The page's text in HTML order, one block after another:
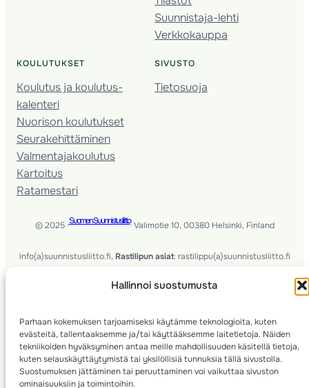
Hallinnoi suostumusta
Parhaan kokemuksen tarjoamiseksi käytämme teknologioita, kuten
evästeitä, tallentaaksemme ja/tai käyttääksemme laitetietoja. Näiden
tekniikoiden hyväksyminen antaa meille mahdollisuuden käsitellä tietoja,
kuten selauskäyttäytymistä tai yksilöllisiä tunnuksia tällä sivustolla.
Suostumuksen jättäminen tai peruuttaminen voi vaikuttaa sivuston
ominaisuuksiin ja toimintoihin.
Suunnistaja-lehti
Verkkokauppa
KOULUTUKSET
Koulutus ja koulutus­
kalenteri
Nuorison koulutukset
Seura­kehittäminen
Valmentaja­koulutus
Kartoitus
Ratamestari
SIVUSTO
Tietosuoja
© 2025 ·Suomen Suunnistusliitto· Valimotie 10, 00380 Helsinki, Finland
info(a)suunnistusliitto.fi, Rastilipun asiat: rastilippu(a)suunnistusliitto.fi
Kilpailut ja kuntorastit – Rastilippu:::Rastilipun ohjeet
RSS
Etsi